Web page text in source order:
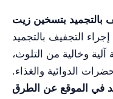
بالتجميد بتسخين زيت
التجفيف بالتجميد
آلية وخالية من التلوث،
الدوائية والغذاء.
في الموقع عن الطرق